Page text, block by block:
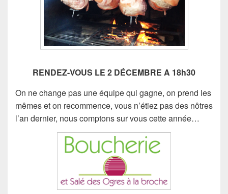
RENDEZ-VOUS LE 2 DÉCEMBRE A 18h30
On ne change pas une équipe qui gagne, on prend les
mêmes et on recommence, vous n’étiez pas des nôtres
l’an dernier, nous comptons sur vous cette année…